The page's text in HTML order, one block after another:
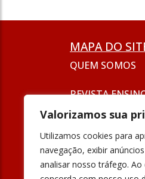
Valorizamos sua
Utilizamos cookies para
navegação, exibir
analisar nosso tráfego. Ao
MAPA DO
QUEM SOMOS
REVISTA
SEJA UM
FORMAÇÃO
INOVAÇÃO